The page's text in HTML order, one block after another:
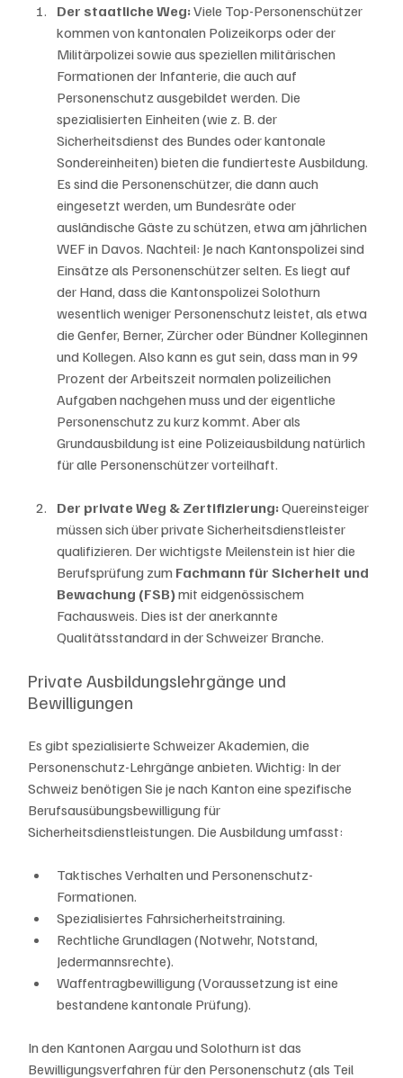
Der staatliche Weg: Viele Top-Personenschützer
kommen von kantonalen Polizeikorps oder der
Militärpolizei sowie aus speziellen militärischen
Formationen der Infanterie, die auch auf
Personenschutz ausgebildet werden. Die
spezialisierten Einheiten (wie z. B. der
Sicherheitsdienst des Bundes oder kantonale
Sondereinheiten) bieten die fundierteste Ausbildung.
Es sind die Personenschützer, die dann auch
eingesetzt werden, um Bundesräte oder
ausländische Gäste zu schützen, etwa am jährlichen
WEF in Davos. Nachteil: Je nach Kantonspolizei sind
Einsätze als Personenschützer selten. Es liegt auf
der Hand, dass die Kantonspolizei Solothurn
wesentlich weniger Personenschutz leistet, als etwa
die Genfer, Berner, Zürcher oder Bündner Kolleginnen
und Kollegen. Also kann es gut sein, dass man in 99
Prozent der Arbeitszeit normalen polizeilichen
Aufgaben nachgehen muss und der eigentliche
Personenschutz zu kurz kommt. Aber als
Grundausbildung ist eine Polizeiausbildung natürlich
für alle Personenschützer vorteilhaft.
Der private Weg & Zertifizierung: Quereinsteiger
müssen sich über private Sicherheitsdienstleister
qualifizieren. Der wichtigste Meilenstein ist hier die
Berufsprüfung zum Fachmann für Sicherheit und
Bewachung (FSB) mit eidgenössischem
Fachausweis. Dies ist der anerkannte
Qualitätsstandard in der Schweizer Branche.
Private Ausbildungslehrgänge und
Bewilligungen
Es gibt spezialisierte Schweizer Akademien, die
Personenschutz-Lehrgänge anbieten. Wichtig: In der
Schweiz benötigen Sie je nach Kanton eine spezifische
Berufsausübungsbewilligung für
Sicherheitsdienstleistungen. Die Ausbildung umfasst:
Taktisches Verhalten und Personenschutz-
Formationen.
Spezialisiertes Fahrsicherheitstraining.
Rechtliche Grundlagen (Notwehr, Notstand,
Jedermannsrechte).
Waffentragbewilligung (Voraussetzung ist eine
bestandene kantonale Prüfung).
In den Kantonen Aargau und Solothurn ist das
Bewilligungsverfahren für den Personenschutz (als Teil